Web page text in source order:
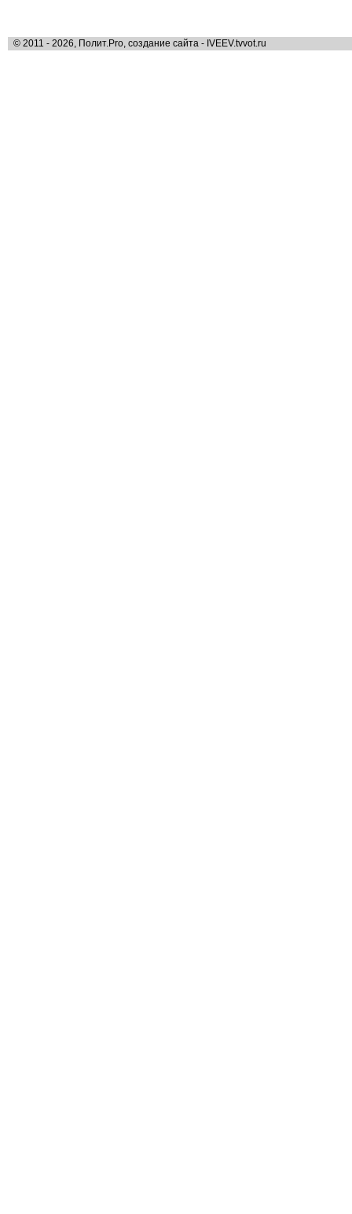
© 2011 - 2026, Полит.Pro, создание сайта - IVEEV.tvvot.ru